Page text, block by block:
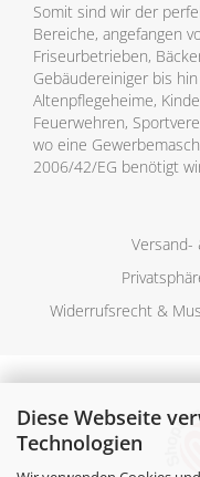
Diese Webseite
Technologien
Somit sind wir der
Bereiche, angefangen
Friseurbetrieben,
Gebäudereiniger bis
Altenpflegeheime,
Feuerwehren,
wo eine
2006/42/EG benötigt
Versand-
Widerrufsrecht &